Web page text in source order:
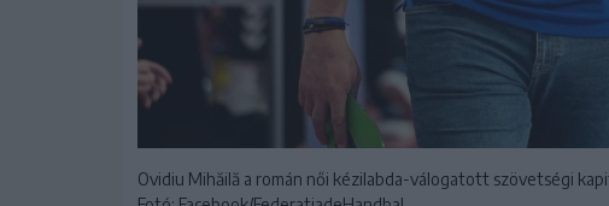
Ovidiu Mihăilă a román női kézilabda-válogatott szövetségi